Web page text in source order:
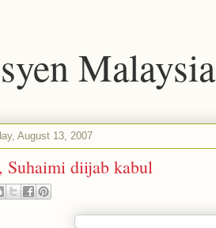
Malaysia
August 13, 2007
Suhaimi diijab kabul